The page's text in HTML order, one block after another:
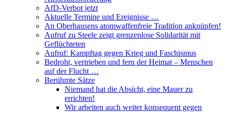
AfD-Verbot jetzt
Aktuelle Termine und Ereignisse …
An Oberhausens atomwaffenfreie Tradition anknüpfen!
Aufruf zu Steele zeigt grenzenlose Solidarität mit
Geflüchteten
Aufruf: Kampftag gegen Krieg und Faschismus
Bedroht, vertrieben und fern der Heimat – Menschen
auf der Flucht …
Berühmte Sätze
Niemand hat die Absicht, eine Mauer zu
errichten!
Wir arbeiten auch weiter konsequent gegen